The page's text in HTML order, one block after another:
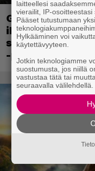
Ghost Recon
ilmaiseksi Ghost
sekä merkittävä
-päivitys
laitteellesi
vierailit, IP-osoitteestasi
Pääset tutustumaan
Hylkääminen voi
käytettävyyteen.
Jotkin teknologiamme
suostumusta, jos niillä
vastustaa tätä tai
seuraavalla välilehdellä.